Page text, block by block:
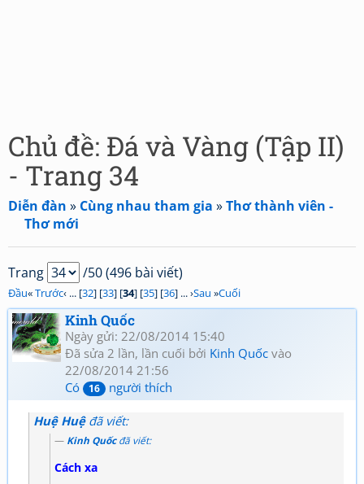
Chủ đề: Đá và Vàng (Tập II)
- Trang 34
Diễn đàn » Cùng nhau tham gia »Thơ thành viên -
Thơ mới
Trang /50 (496 bài viết)
Đầu«Trước‹ ... [32] [33] [34] [35] [36] ... ›Sau »Cuối
Kinh Quốc
Ngày gửi: 22/08/2014 15:40
Đã sửa 2 lần, lần cuối bởi Kinh Quốc vào
22/08/2014 21:56
Có
16 người thích
Huệ Huệđã viết:
Kinh Quốcđã viết:
Cách xa